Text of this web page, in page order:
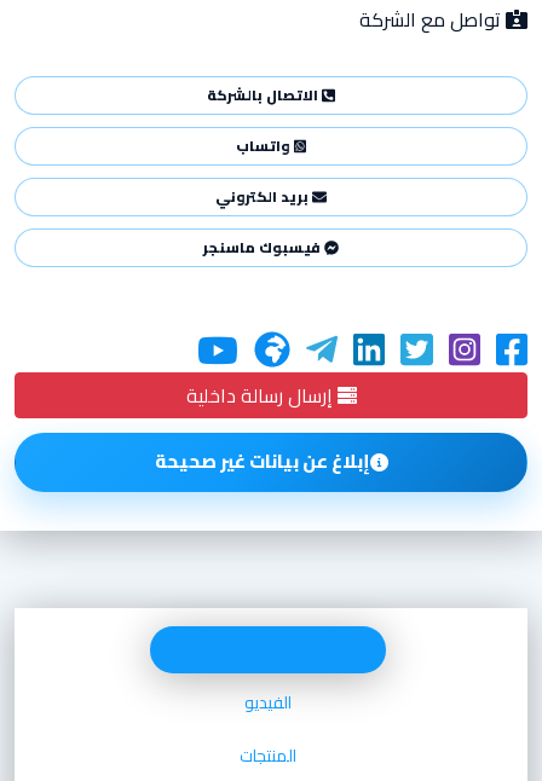
تواصل مع الشركة
الاتصال بالشركة
واتساب
بريد الكتروني
فيسبوك ماسنجر
إرسال رسالة داخلية
إبلاغ عن بيانات غير صحيحة
الفيديو
المنتجات